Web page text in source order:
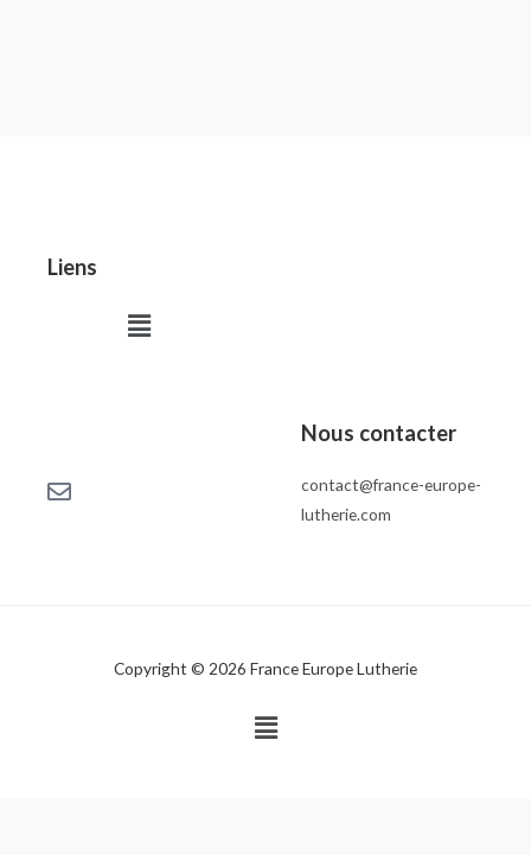
Liens
Menu
Nous contacter
contact@france-europe-
lutherie.com
Copyright © 2026 France Europe Lutherie
Menu